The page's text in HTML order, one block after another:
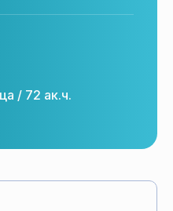
/ 72 ак.ч.